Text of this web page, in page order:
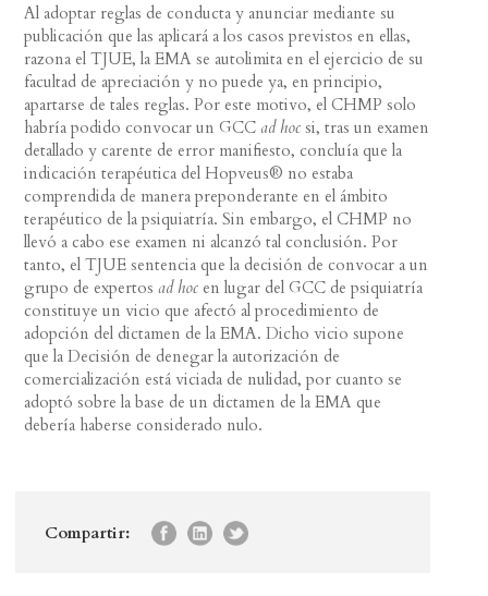
Al adoptar reglas de conducta y anunciar mediante su
publicación que las aplicará a los casos previstos en ellas,
razona el TJUE, la EMA se autolimita en el ejercicio de su
facultad de apreciación y no puede ya, en principio,
apartarse de tales reglas. Por este motivo, el CHMP solo
habría podido convocar un GCC ad hoc si, tras un examen
detallado y carente de error manifiesto, concluía que la
indicación terapéutica del Hopveus® no estaba
comprendida de manera preponderante en el ámbito
terapéutico de la psiquiatría. Sin embargo, el CHMP no
llevó a cabo ese examen ni alcanzó tal conclusión. Por
tanto, el TJUE sentencia que la decisión de convocar a un
grupo de expertos ad hoc en lugar del GCC de psiquiatría
constituye un vicio que afectó al procedimiento de
adopción del dictamen de la EMA. Dicho vicio supone
que la Decisión de denegar la autorización de
comercialización está viciada de nulidad, por cuanto se
adoptó sobre la base de un dictamen de la EMA que
debería haberse considerado nulo.
Compartir: